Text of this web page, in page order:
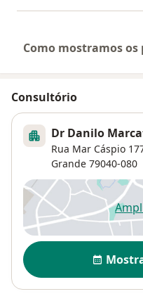
Como mostramos os
Consultório
Dr Danilo
Rua Mar Cáspio
Grande 79040-080
Disponibilidade